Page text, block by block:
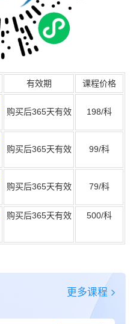
有效期 课程价格
购买后365天有效 198/科
购买后365天有效 99/科
购买后365天有效 79/科
购买后365天有效 500/科
更多课程